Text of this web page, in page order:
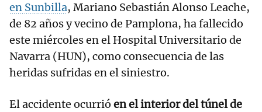
en Sunbilla, Mariano Sebastián Alonso Leache,
de 82 años y vecino de Pamplona, ha fallecido
este miércoles en el Hospital Universitario de
Navarra (HUN), como consecuencia de las
heridas sufridas en el siniestro.
El accidente ocurrió en el interior del túnel de